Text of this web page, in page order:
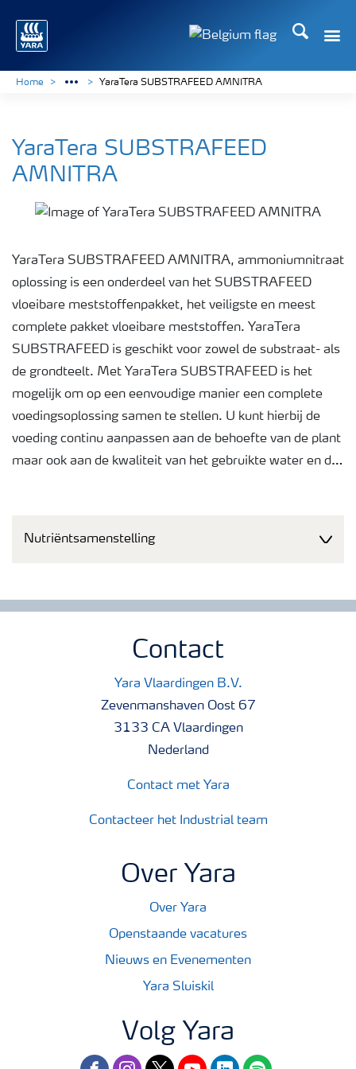
Zoek op
Home YaraTera SUBSTRAFEED AMNITRA
YaraTera SUBSTRAFEED
AMNITRA
YaraTera SUBSTRAFEED AMNITRA, ammoniumnitraat
oplossing is een onderdeel van het SUBSTRAFEED
vloeibare meststoffenpakket, het veiligste en meest
complete pakket vloeibare meststoffen. YaraTera
SUBSTRAFEED is geschikt voor zowel de substraat- als
de grondteelt. Met YaraTera SUBSTRAFEED is het
mogelijk om op een eenvoudige manier een complete
voedingsoplossing samen te stellen. U kunt hierbij de
voeding continu aanpassen aan de behoefte van de plant
maar ook aan de kwaliteit van het gebruikte water en de
inzetten van ammoniumstikstof de pH in het wortel
milieu kunnen beïnvloeden. Ammonium verlaagt, als het
door de plant wordt opgenomen, namelijk de pH van het
wortelmilieu. Door de hoeveelheid die we gebruiken voor
het aanmaken van de voedingsoplossing te variëren,
kunnen we de pH op laten lopen of verlagen. Hierdoor
voor de pH regeling in het wortelmilieu. Het is om deze
hebben door de combinatie CALSAL - YaraTera
SUBSTRAFEED AMNITRA.
YaraTera SUBSTRAFEED AMNITRA bevat: 6,43 mol
Nutriëntsamenstelling
Contact
Yara Vlaardingen B.V.
Zevenmanshaven Oost 67
3133 CA Vlaardingen
Nederland
Contact met Yara
Contacteer het Industrial team
Over Yara
Over Yara
Openstaande vacatures
Nieuws en Evenementen
Yara Sluiskil
Volg Yara
facebookinstagram
twitteryoutubelinkedinspotify